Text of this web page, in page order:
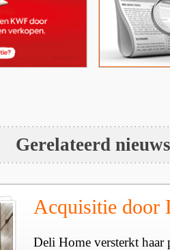
Gerelateerd nieuws
Acquisitie door
Deli Home versterkt haar